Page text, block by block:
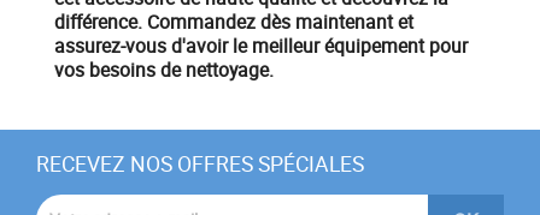
différence. Commandez dès maintenantet
assurez-vous d'avoir le meilleuréquipementpour
vos besoins de nettoyage.
RECEVEZ NOS OFFRES SPÉCIALES